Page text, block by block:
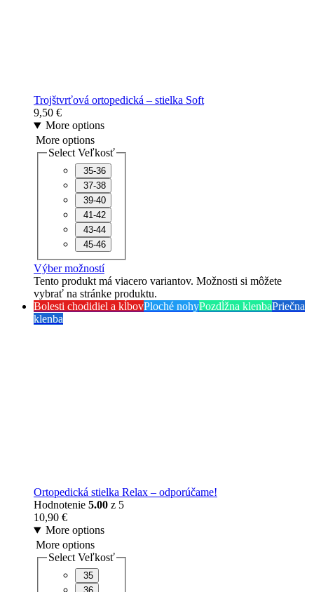
Trojštvrťová ortopedická – stielka Soft
9,50 €
More options
More options
Select Veľkosť
35-36
37-38
39-40
41-42
43-44
45-46
Výber možností
Tento produkt má viacero variantov. Možnosti si môžete
vybrať na stránke produktu.
Bolesti chodidiel a kĺbovPloché nohyPozdĺžna klenbaPriečna
klenba
Ortopedická stielka Relax – odporúčame!
Hodnotenie 5.00 z 5
10,90 €
More options
More options
Select Veľkosť
35